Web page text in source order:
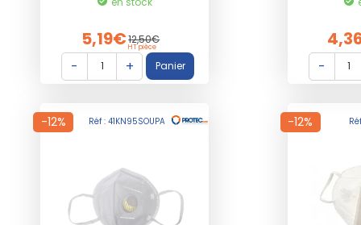
5,19€12,50€
HT pièce
-12% Réf : 41KN95SOUPA -12%